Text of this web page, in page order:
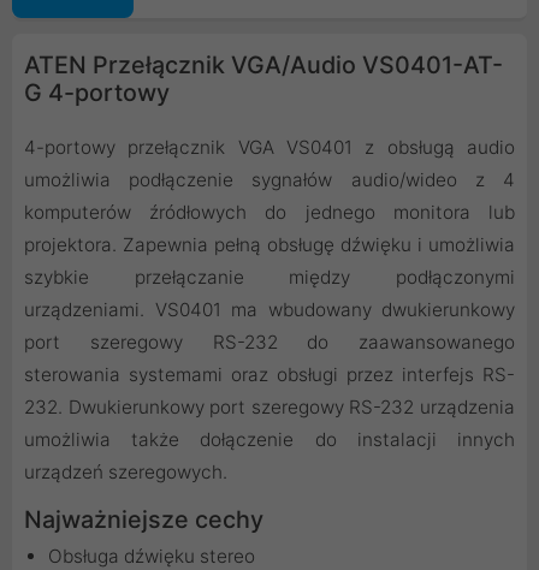
ATEN Przełącznik VGA/Audio VS0401-AT-
G 4-portowy
4-portowy przełącznik VGA VS0401 z obsługą audio
umożliwia podłączenie sygnałów audio/wideo z 4
komputerów źródłowych do jednego monitora lub
projektora. Zapewnia pełną obsługę dźwięku i umożliwia
szybkie przełączanie między podłączonymi
urządzeniami. VS0401 ma wbudowany dwukierunkowy
port szeregowy RS-232 do zaawansowanego
sterowania systemami oraz obsługi przez interfejs RS-
232. Dwukierunkowy port szeregowy RS-232 urządzenia
umożliwia także dołączenie do instalacji innych
urządzeń szeregowych.
Najważniejsze cechy
Obsługa dźwięku stereo